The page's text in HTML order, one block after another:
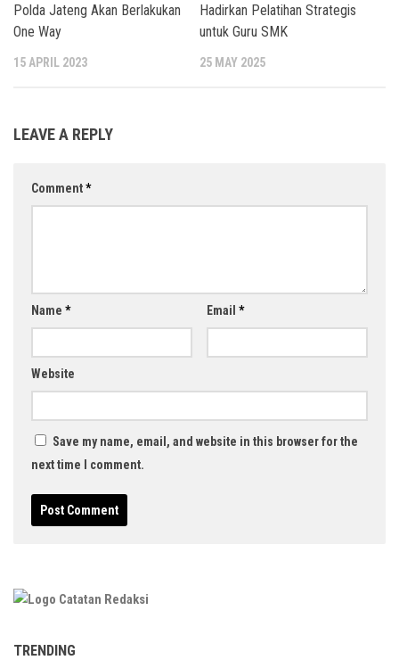
Polda Jateng Akan Berlakukan
One Way
15 APRIL 2023
Hadirkan Pelatihan Strategis
untuk Guru SMK
25 MAY 2025
LEAVE A REPLY
Comment*
Name * Email *
Website
Save my name, email, and website in this browser for the
next time I comment.
TRENDING